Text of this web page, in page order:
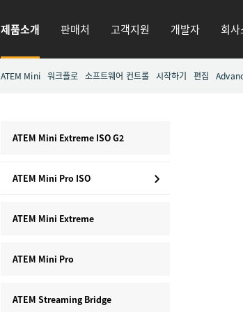
제품소개 판매처 고객지원 개발자 회사
ATEM Mini 워크플로 소프트웨어 컨트롤 시작하기 편집
ATEM Mini Extreme ISO G2
ATEM Mini Pro ISO
ATEM Mini Extreme
ATEM Mini Pro
ATEM Streaming Bridge